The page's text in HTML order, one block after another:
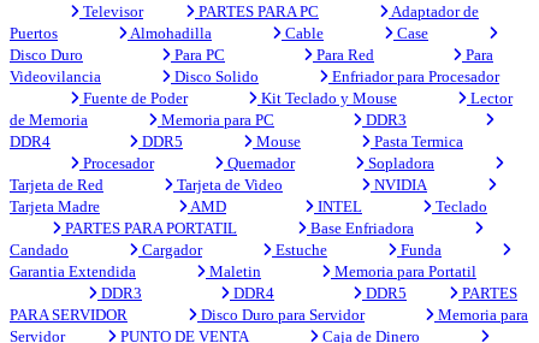
Televisor
PARTES PARA PC
Adaptador de
Puertos
Almohadilla Cable
Case
Disco Duro
Para PC Para Red
Para
Videovilancia
Disco Solido
Enfriador para Procesador
Fuente de Poder
Kit Teclado y Mouse
Lector
de Memoria
Memoria para PC
DDR3
DDR4
DDR5 Mouse
Pasta Termica
Procesador
Quemador
Sopladora
Tarjeta de Red
Tarjeta de Video
NVIDIA
Tarjeta Madre
AMD INTEL
Teclado
PARTES PARA PORTATIL
Base Enfriadora
Candado
Cargador Estuche
Funda
Garantia Extendida
Maletin
Memoria para Portatil
DDR3
DDR4 DDR5
PARTES
PARA SERVIDOR
Disco Duro para Servidor
Memoria para
Servidor
PUNTO DE VENTA Caja de Dinero